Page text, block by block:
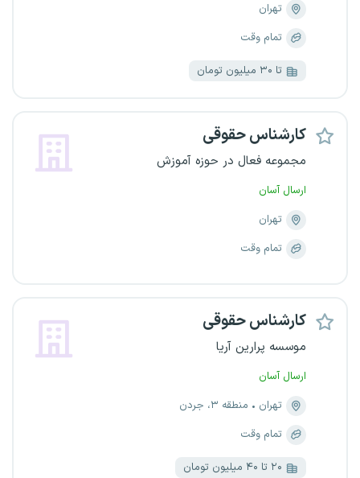
تهران
تمام وقت
تا ۳۰ میلیون تومان
کارشناس حقوقی
مجموعه فعال در حوزه آموزش
ارسال آسان
تهران
تمام وقت
کارشناس حقوقی
موسسه پرارین آریا
ارسال آسان
تهران
منطقه ۳، جردن
تمام وقت
۲۰ تا ۴۰ میلیون تومان